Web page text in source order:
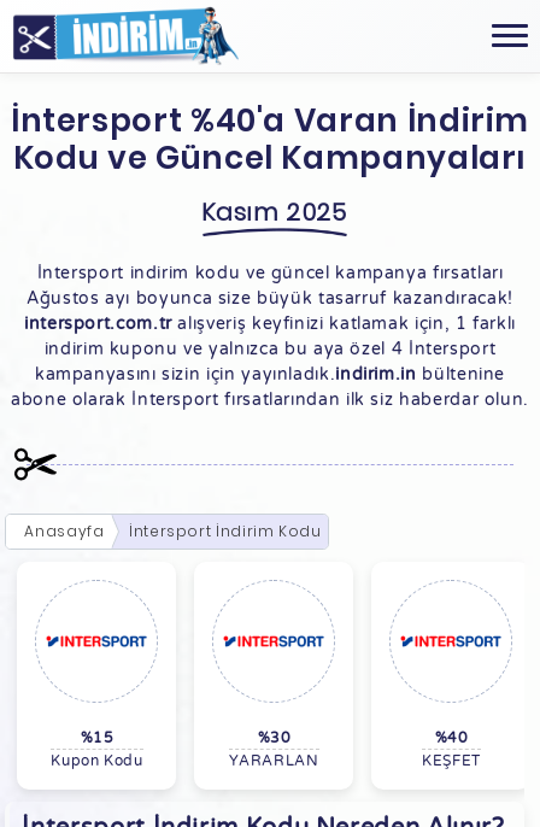
İntersport %40'a Varan İndirim
Kodu ve Güncel Kampanyaları
Kasım 2025
İntersport indirim kodu ve güncel kampanya fırsatları
Ağustos ayı boyunca size büyük tasarruf kazandıracak!
intersport.com.tralışveriş keyfinizi katlamak için, 1 farklı
indirim kuponu ve yalnızca bu aya özel 4 İntersport
kampanyasını sizin için yayınladık.indirim.in bültenine
abone olarak İntersport fırsatlarından ilk siz haberdar olun.
Anasayfa İntersport İndirim Kodu
%15
Kupon Kodu
%30
YARARLAN
%40
KEŞFET